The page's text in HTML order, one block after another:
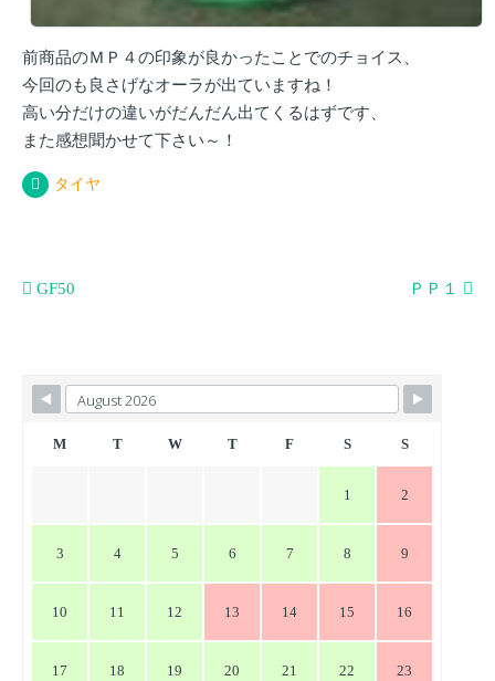
前商品のＭＰ４の印象が良かったことでのチョイス、
今回のも良さげなオーラが出ていますね！
高い分だけの違いがだんだん出てくるはずです、
また感想聞かせて下さい～！
タイヤ
投
ビ
ゲ
GF50 ＰＰ１
M T W T F S S
1 2
3 4 5 6 7 8 9
10 11 12 13 14 15 16
17 18 19 20 21 22 23